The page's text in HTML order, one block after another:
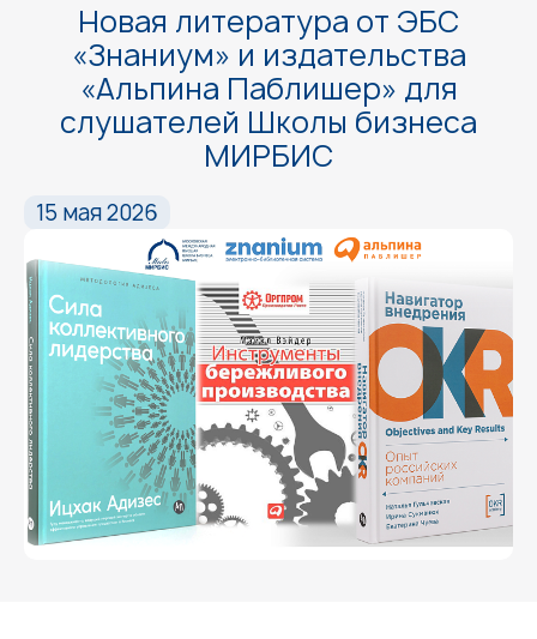
Новая литература от ЭБС
«Знаниум» и издательства
«Альпина Паблишер» для
слушателей Школы бизнеса
МИРБИС
15 мая 2026